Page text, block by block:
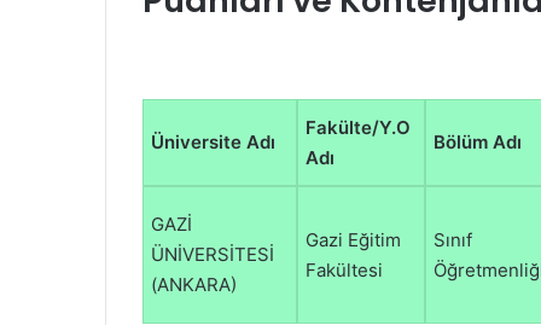
Üniversite Adı
Fakülte/Y.O
Adı
Bölüm Adı
GAZİ
ÜNİVERSİTESİ
(ANKARA)
Gazi Eğitim
Fakültesi
Sınıf